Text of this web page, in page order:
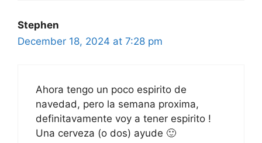
Stephen
December 18, 2024 at 7:28 pm
Ahora tengo un poco espirito de
navedad, pero la semana proxima,
definitavamente voy a tener espirito !
Una cerveza (o dos) ayude 🙂